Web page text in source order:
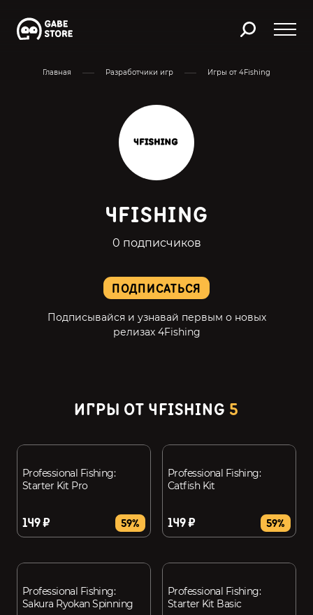
Главная Разработчики игр Игры от 4Fishing
ПОДПИСАТЬСЯ
Подписывайся и узнавай первым о новых
релизах 4Fishing
4FISHING
0 подписчиков
ИГРЫ ОТ 4FISHING 5
Professional Fishing:
Starter Kit Pro
149 ₽ 59%
Professional Fishing:
Catfish Kit
149 ₽ 59%
Professional Fishing:
Sakura Ryokan Spinning
Professional Fishing:
Starter Kit Basic